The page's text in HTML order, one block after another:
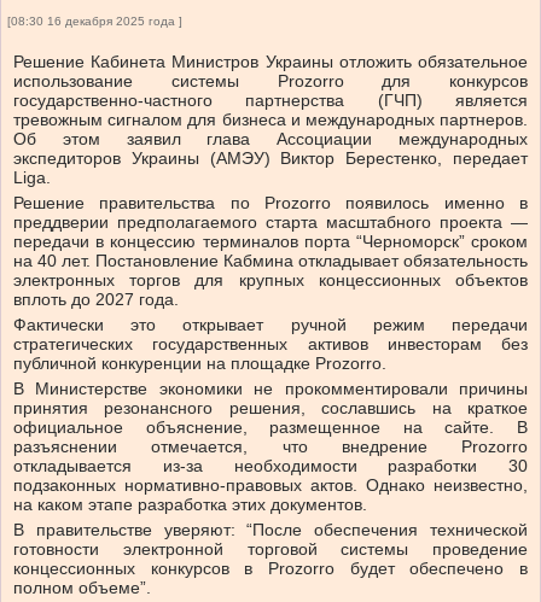
[08:30 16 декабря 2025 года ]
Решение Кабинета Министров Украины отложить обязательное
использование системы Prozorro для конкурсов
государственно-частного партнерства (ГЧП) является
тревожным сигналом для бизнеса и международных партнеров.
Об этом заявил глава Ассоциации международных
экспедиторов Украины (АМЭУ) Виктор Берестенко, передает
Liga.
Решение правительства по Prozorro появилось именно в
преддверии предполагаемого старта масштабного проекта —
передачи в концессию терминалов порта “Черноморск” сроком
на 40 лет. Постановление Кабмина откладывает обязательность
электронных торгов для крупных концессионных объектов
вплоть до 2027 года.
Фактически это открывает ручной режим передачи
стратегических государственных активов инвесторам без
публичной конкуренции на площадке Prozorro.
В Министерстве экономики не прокомментировали причины
принятия резонансного решения, сославшись на краткое
официальное объяснение, размещенное на сайте. В
разъяснении отмечается, что внедрение Prozorro
откладывается из-за необходимости разработки 30
подзаконных нормативно-правовых актов. Однако неизвестно,
на каком этапе разработка этих документов.
В правительстве уверяют: “После обеспечения технической
готовности электронной торговой системы проведение
концессионных конкурсов в Prozorro будет обеспечено в
полном объеме”.